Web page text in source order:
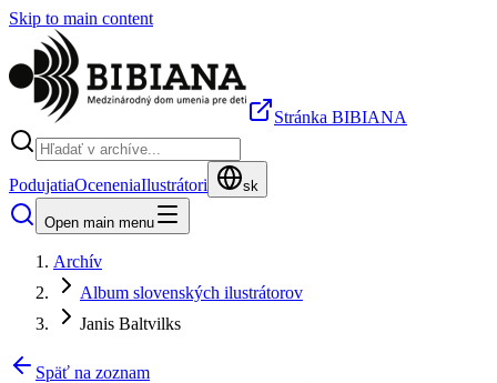
Skip to main content
Stránka BIBIANA
PodujatiaOceneniaIlustrátori sk
Open main menu
Archív
Album slovenských ilustrátorov
Janis Baltvilks
Späť na zoznam